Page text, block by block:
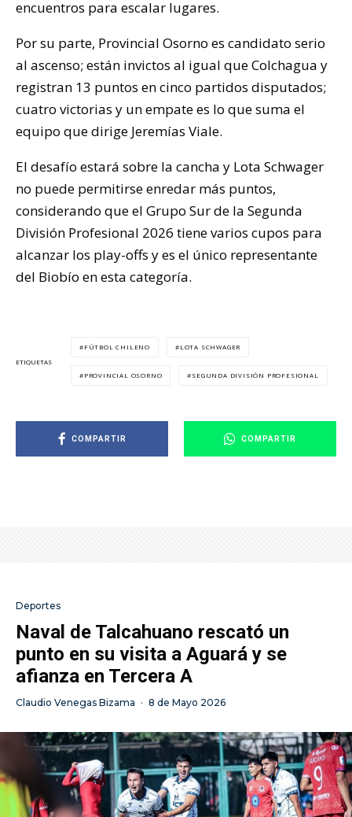
encuentros para escalar lugares.
Por su parte, Provincial Osorno es candidato serio
al ascenso; están invictos al igual que Colchagua y
registran 13 puntos en cinco partidos disputados;
cuatro victorias y un empate es lo que suma el
equipo que dirige Jeremías Viale.
El desafío estará sobre la cancha y Lota Schwager
no puede permitirse enredar más puntos,
considerando que el Grupo Sur de la Segunda
División Profesional 2026 tiene varios cupos para
alcanzar los play-offs y es el único representante
del Biobío en esta categoría.
ETIQUETAS
FÚTBOL CHILENO LOTA SCHWAGER
PROVINCIAL OSORNO SEGUNDA DIVISIÓN PROFESIONAL
COMPARTIR COMPARTIR
Deportes
Naval de Talcahuano rescató un
punto en su visita a Aguará y se
afianza en Tercera A
Claudio Venegas Bizama · 8 de Mayo 2026